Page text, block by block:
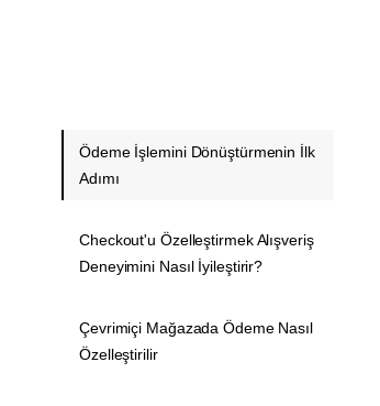
Ödeme İşlemini Dönüştürmenin İlk
Adımı
Checkout'u Özelleştirmek Alışveriş
Deneyimini Nasıl İyileştirir?
Çevrimiçi Mağazada Ödeme Nasıl
Özelleştirilir